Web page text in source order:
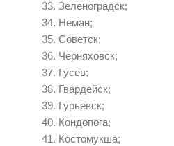
Зеленоградск;
Неман;
Советск;
Черняховск;
Гусев;
Гвардейск;
Гурьевск;
Кондопога;
Костомукша;